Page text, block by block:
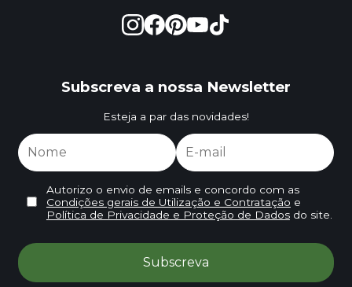
Subscreva a nossa Newsletter
Esteja a par das novidades!
Autorizo o envio de emails e concordo com as
Condições gerais de Utilização e Contratação e
Política de Privacidade e Proteção de Dadosdo site.